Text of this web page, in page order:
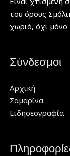
του όρους
χωριό, όχι
Σύνδεσμοι
Αρχική
Σαμαρίνα
Ειδησεογραφία